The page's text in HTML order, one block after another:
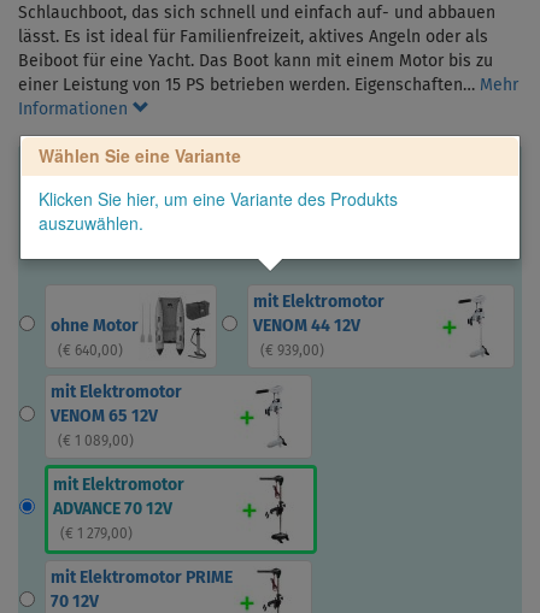
Schlauchboot, das sich schnell und einfach auf- und abbauen
lässt. Es ist ideal für Familienfreizeit, aktives Angeln oder als
Beiboot für eine Yacht. Das Boot kann mit einem Motor bis zu
einer Leistung von 15 PS betrieben werden. Eigenschaften… Mehr
Informationen
Wählen Sie eine Variante
Klicken Sie hier, um eine Variante des Produkts
auszuwählen.
ohne Motor
( € 640,00)
mit Elektromotor
VENOM 44 12V
( € 939,00)
mit Elektromotor
VENOM 65 12V
( € 1 089,00)
mit Elektromotor
ADVANCE 70 12V
( € 1 279,00)
mit Elektromotor PRIME
70 12V